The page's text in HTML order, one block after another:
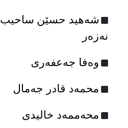
شەهید حسێن ساحیب
نەزەر
وەفا جەعفەری
محمه‌د قادر جه‌مال
محەممەد خالیدی